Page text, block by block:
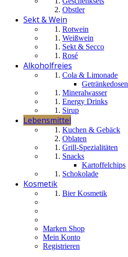
Obstler
Sekt & Wein
Rotwein
Weißwein
Sekt & Secco
Rosé
Alkoholfreies
Cola & Limonade
Getränkedosen
Mineralwasser
Energy Drinks
Sirup
Lebensmittel
Kuchen & Gebäck
Oblaten
Grill-Spezialitäten
Snacks
Kartoffelchips
Schokolade
Kosmetik
Bier Kosmetik
Marken Shop
Mein Konto
Registrieren